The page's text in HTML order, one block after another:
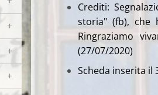
Crediti:
storia" (fb), che
Ringraziamo
(27/07/2020)
Scheda inserita il